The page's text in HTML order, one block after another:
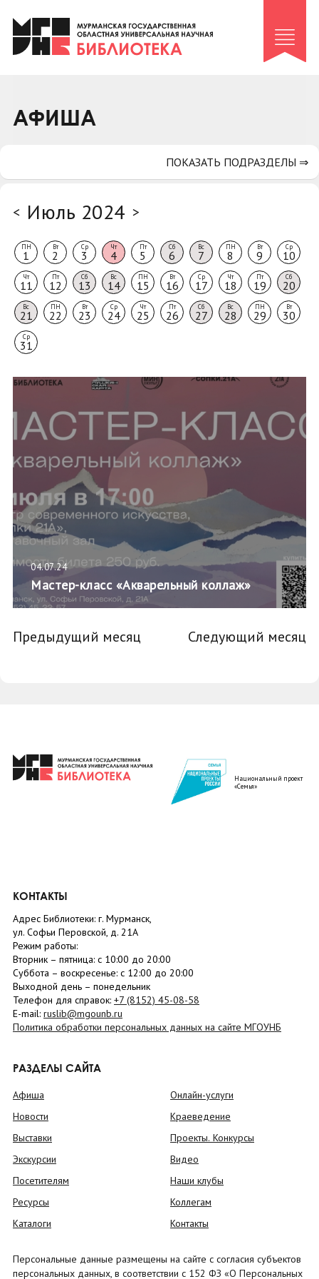
Клуб «Гиря и сельдерей»
Клуб «Семейный архив»
Коллегам
АФИША
< Июль 2024 >
ПН
1
Вт
2
Ср
3
Чт
4
Пт
5
Сб
6
Вс
7
ПН
8
Вт
9
Ср
10
Чт
11
Пт
12
Сб
13
Вс
14
ПН
15
Вт
16
Ср
17
Чт
18
Пт
19
Сб
20
Вс
21
ПН
22
Вт
23
Ср
24
Чт
25
Пт
26
Сб
27
Вс
28
ПН
29
Вт
30
Ср
31
04.07.24
Мастер-класс «Акварельный коллаж»
Предыдущий месяц Следующий месяц
ПОКАЗАТЬ ПОДРАЗДЕЛЫ ⇒
Национальный проект
«Семья»
КОНТАКТЫ
Адрес Библиотеки: г. Мурманск,
ул. Софьи Перовской, д. 21А
Режим работы:
Вторник – пятница: с 10:00 до 20:00
Суббота – воскресенье: c 12:00 до 20:00
Выходной день – понедельник
Телефон для справок: +7 (8152) 45-08-58
E-mail: ruslib@mgounb.ru
Политика обработки персональных данных на сайте МГОУНБ
РАЗДЕЛЫ САЙТА
Афиша
Новости
Выставки
Экскурсии
Посетителям
Ресурсы
Каталоги
Онлайн-услуги
Краеведение
Проекты. Конкурсы
Видео
Наши клубы
Коллегам
Контакты
Персональные данные размещены на сайте с согласия субъектов
персональных данных, в соответствии с 152 ФЗ «О Персональных